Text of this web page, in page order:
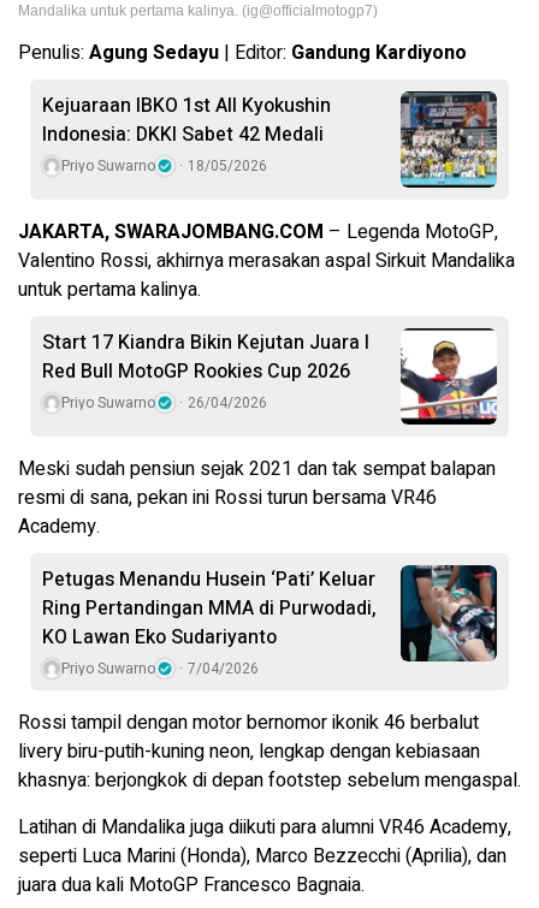
Mandalika untuk pertama kalinya. (ig@officialmotogp7)
Penulis: Agung Sedayu | Editor: Gandung Kardiyono
Kejuaraan IBKO 1st All Kyokushin
Indonesia: DKKI Sabet 42 Medali
Priyo Suwarno 18/05/2026
JAKARTA, SWARAJOMBANG.COM – Legenda MotoGP,
Valentino Rossi, akhirnya merasakan aspal Sirkuit Mandalika
untuk pertama kalinya.
Start 17 Kiandra Bikin Kejutan Juara I
Red Bull MotoGP Rookies Cup 2026
Priyo Suwarno 26/04/2026
Meski sudah pensiun sejak 2021 dan tak sempat balapan
resmi di sana, pekan ini Rossi turun bersama VR46
Academy.
Petugas Menandu Husein ‘Pati’ Keluar
Ring Pertandingan MMA di Purwodadi,
KO Lawan Eko Sudariyanto
Priyo Suwarno 7/04/2026
Rossi tampil dengan motor bernomor ikonik 46 berbalut
livery biru-putih-kuning neon, lengkap dengan kebiasaan
khasnya: berjongkok di depan footstep sebelum mengaspal.
Latihan di Mandalika juga diikuti para alumni VR46 Academy,
seperti Luca Marini (Honda), Marco Bezzecchi (Aprilia), dan
juara dua kali MotoGP Francesco Bagnaia.